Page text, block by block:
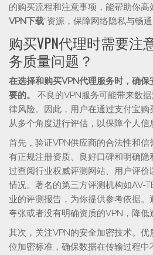
的购买流程和注意事项，能帮助你高
VPN下载”资源，保障网络隐私与畅通
购买VPN代理时需要注
务质量问题？
在选择和购买VPN代理服务时，确
要的。
不良的VPN服务可能带来数
律风险。因此，用户在通过支付宝购
从多个角度进行评估，以保障个人信
首先，验证VPN供应商的合法性和
有正规注册资质、良好口碑和明确隐
过查阅行业权威评测网站、用户评
情况。著名的第三方评测机构如AV-
业的评测报告，为你提供参考依据
夸张或者没有明确资质的VPN，降低
其次，关注VPN的安全加密技术。优
位加密标准，确保数据在传输过程